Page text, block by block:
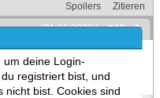
um deine Login-
registriert bist, und
nicht bist. Cookies sind
Spoilers
Zitieren
(01.11.2020 )
#40
so besessen von einer
Aktien drin hat außer